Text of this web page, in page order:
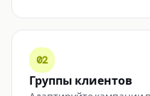
02
Группы клиентов